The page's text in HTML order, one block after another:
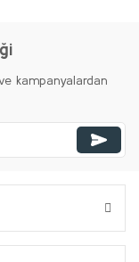
kampanyalardan